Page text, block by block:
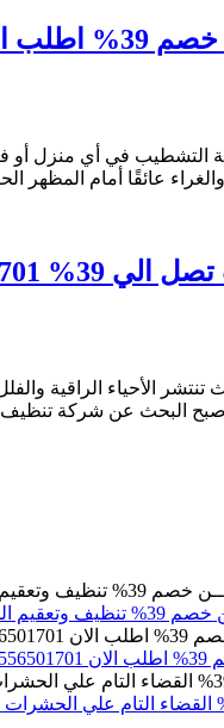
كنت
في أي منزل أو
والغراء عائقًا أمام
احجز الان
الأحياء الراقية
أصبح البحث عن شركة